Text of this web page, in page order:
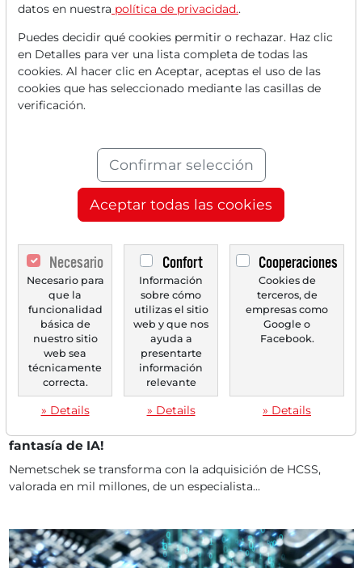
21/04/2026 a las 10 h
ADOBE
Adobe: Oportunidad de recuperación tras el
Adobe Summit –¡Acción de calidad atrae con PER
Adobe sufre debido a la creciente presión competitiva de
la IA, el lento crecimiento de ARR y la salida...
20/04/2026 a las 17 h
NEMETSCHEK
Nemetschek: ¡El ascenso al monstruo de
fantasía de IA!
Nemetschek se transforma con la adquisición de HCSS,
valorada en mil millones, de un especialista...
datos en nuestra política de privacidad..
Puedes decidir qué cookies permitir o rechazar. Haz clic
en Detalles para ver una lista completa de todas las
cookies. Al hacer clic en Aceptar, aceptas el uso de las
cookies que has seleccionado mediante las casillas de
verificación.
Confirmar selección
Aceptar todas las cookies
Necesario
Necesario para
que la
funcionalidad
básica de
nuestro sitio
web sea
técnicamente
correcta.
» Details
Confort
Información
sobre cómo
utilizas el sitio
web y que nos
ayuda a
presentarte
información
relevante
» Details
Cooperaciones
Cookies de
terceros, de
empresas como
Google o
Facebook.
» Details